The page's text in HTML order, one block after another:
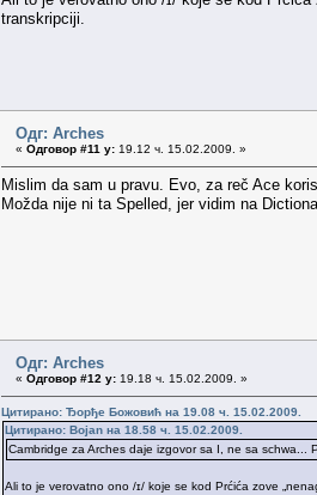
transkripciji.
Одг: Arches
« Одговор #11 у: 19.12 ч. 15.02.2009. »
Mislim da sam u pravu. Evo, za reč Ace
Možda nije ni ta Spelled, jer vidim na
Одг: Arches
« Одговор #12 у: 19.18 ч. 15.02.2009. »
Цитирано: Ђорђе Божовић на 19.08 ч. 15.02.2009.
Цитирано: Bojan на 18.58 ч. 15.02.2009.
Cambridge za Arches daje izgovor sa I, ne sa schwa...
Ali to je verovatno ono /ɪ/ koje se kod Prćića zove